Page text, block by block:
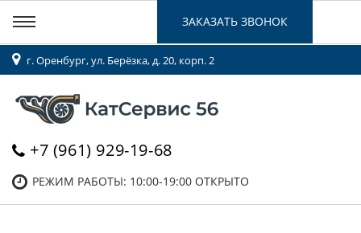
г. Оренбург, ул. Берёзка, д. 20, корп. 2
+7 (961) 929-19-68
РЕЖИМ РАБОТЫ: 10:00-19:00 ОТКРЫТО
ЗАКАЗАТЬ ЗВОНОК